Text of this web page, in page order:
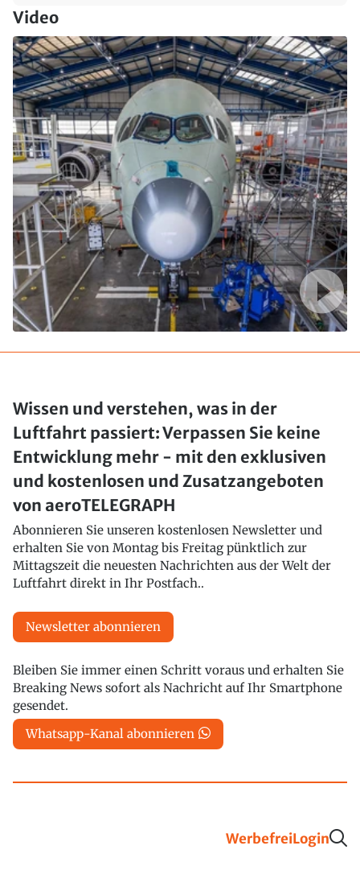
Video
Wissen und verstehen, was in der
Luftfahrt passiert: Verpassen Sie keine
Entwicklung mehr - mit den exklusiven
und kostenlosen und Zusatzangeboten
von aeroTELEGRAPH
Abonnieren Sie unseren kostenlosen Newsletter und
erhalten Sie von Montag bis Freitag pünktlich zur
Mittagszeit die neuesten Nachrichten aus der Welt der
Luftfahrt direkt in Ihr Postfach..
Newsletter abonnieren
Bleiben Sie immer einen Schritt voraus und erhalten Sie
Breaking News sofort als Nachricht auf Ihr Smartphone
gesendet.
Whatsapp-Kanal abonnieren
WerbefreiLogin